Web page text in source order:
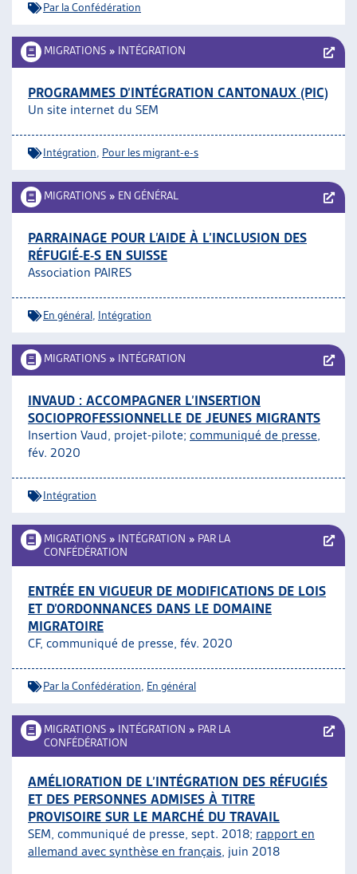
Par la Confédération
MIGRATIONS » INTÉGRATION
PROGRAMMES D’INTÉGRATION CANTONAUX (PIC)
Un site internet du SEM
Intégration Pour les migrant-e-s
MIGRATIONS » EN GÉNÉRAL
PARRAINAGE POUR L’AIDE À L’INCLUSION DES
RÉFUGIÉ-E-S EN SUISSE
Association PAIRES
En général Intégration
MIGRATIONS » INTÉGRATION
INVAUD : ACCOMPAGNER L’INSERTION
SOCIOPROFESSIONNELLE DE JEUNES MIGRANTS
Insertion Vaud, projet-pilote; communiqué de presse,
fév. 2020
Intégration
MIGRATIONS » INTÉGRATION » PAR LA
CONFÉDÉRATION
ENTRÉE EN VIGUEUR DE MODIFICATIONS DE LOIS
ET D’ORDONNANCES DANS LE DOMAINE
MIGRATOIRE
CF, communiqué de presse, fév. 2020
Par la Confédération En général
MIGRATIONS » INTÉGRATION » PAR LA
CONFÉDÉRATION
AMÉLIORATION DE L’INTÉGRATION DES RÉFUGIÉS
ET DES PERSONNES ADMISES À TITRE
PROVISOIRE SUR LE MARCHÉ DU TRAVAIL
SEM, communiqué de presse, sept. 2018; rapport en
allemand avec synthèse en français, juin 2018